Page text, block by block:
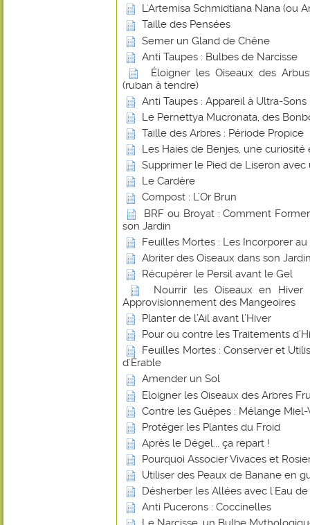
L'Artemisa Schmidtiana Nana (ou
Taille des Pensées
Semer un Gland de Chêne
Anti Taupes : Bulbes de Narcisse
Éloigner les Oiseaux des
(ruban à tendre)
Anti Taupes : Appareil à Ultra-Sons
Le Pernettya Mucronata, des
Taille des Arbres : Période Propice
Les Haies de Benjes, une
Supprimer le Pied de Liseron
Le Cardère
Compost : L’Or Brun
BRF ou Broyat : Comment
son Jardin
Feuilles Mortes : Les Incorporer
Abriter des Oiseaux dans son
Récupérer le Persil avant le Gel
Nourrir les Oiseaux en
Approvisionnement des Mangeoires
Planter de l’Ail avant l’Hiver
Pour ou contre les Traitements
Feuilles Mortes : Conserver et
d'Érable
Amender un Sol
Eloigner les Oiseaux des Arbres
Contre les Guêpes : Mélange Miel-
Protéger les Plantes du Froid
Après le Dégel... ça repart !
Pourquoi Associer Vivaces et
Utiliser des Peaux de Banane en
Désherber les Allées avec l'Eau
Anti Pucerons : Coccinelles